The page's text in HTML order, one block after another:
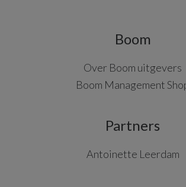
Boom
Over Boom uitgevers
Boom Management
Partners
Antoinette Leerdam